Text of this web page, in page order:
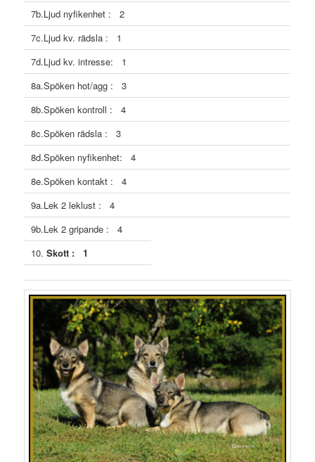
7b.Ljud nyfikenhet : 2
7c.Ljud kv. rädsla : 1
7d.Ljud kv. intresse: 1
8a.Spöken hot/agg : 3
8b.Spöken kontroll : 4
8c.Spöken rädsla : 3
8d.Spöken nyfikenhet: 4
8e.Spöken kontakt : 4
9a.Lek 2 leklust : 4
9b.Lek 2 gripande : 4
10. Skott : 1